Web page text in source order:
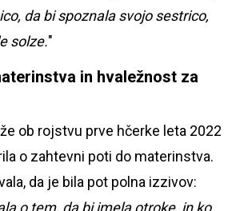
da bi spoznala svojo sestrico,
solze."
in hvaležnost za
ob rojstvu prve hčerke leta 2022
o zahtevni poti do materinstva.
da je bila pot polna izzivov:
o tem, da bi imela otroke, in ko